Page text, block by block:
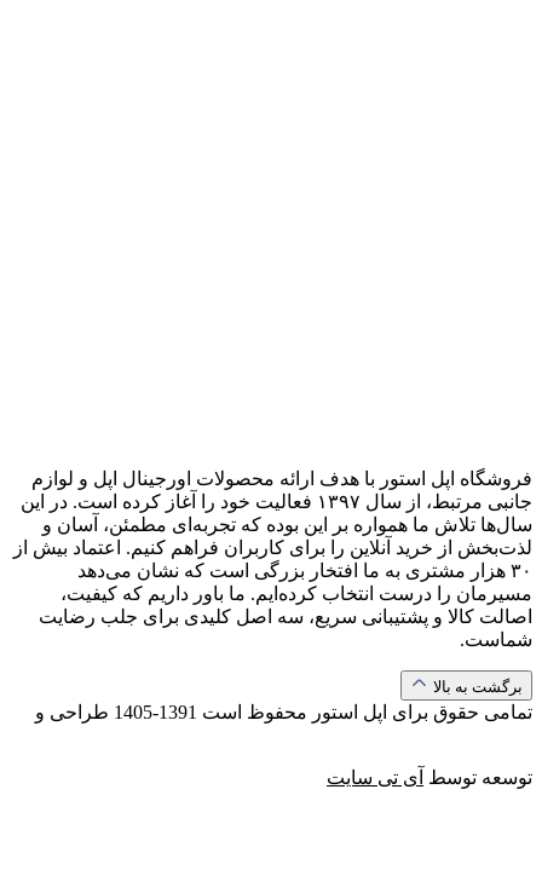
فروشگاه اپل استور با هدف ارائه‌ محصولات اورجینال اپل و لوازم
جانبی مرتبط، از سال ۱۳۹۷ فعالیت خود را آغاز کرده است. در این
سال‌ها تلاش ما همواره بر این بوده که تجربه‌ای مطمئن، آسان و
لذت‌بخش از خرید آنلاین را برای کاربران فراهم کنیم. اعتماد بیش از
۳۰ هزار مشتری به ما افتخار بزرگی است که نشان می‌دهد
مسیرمان را درست انتخاب کرده‌ایم. ما باور داریم که کیفیت،
اصالت کالا و پشتیبانی سریع، سه اصل کلیدی برای جلب رضایت
شماست.
برگشت به بالا
تمامی حقوق برای اپل استور محفوظ است 1391-1405 طراحی و
توسعه توسط آی تی سایت